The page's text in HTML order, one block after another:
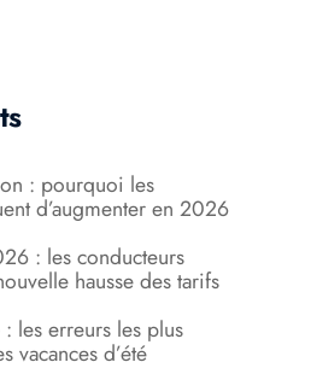
: pourquoi les
d’augmenter en 2026
: les conducteurs
hausse des tarifs
les erreurs les plus
vacances d’été